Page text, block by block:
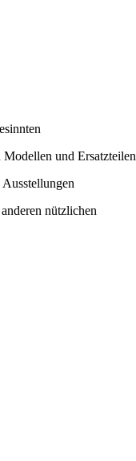
Modellen und Ersatzteilen
nützlichen